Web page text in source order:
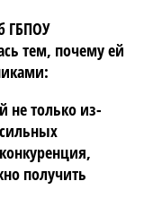
ГБПОУ
тем, почему ей
не только из-
получить